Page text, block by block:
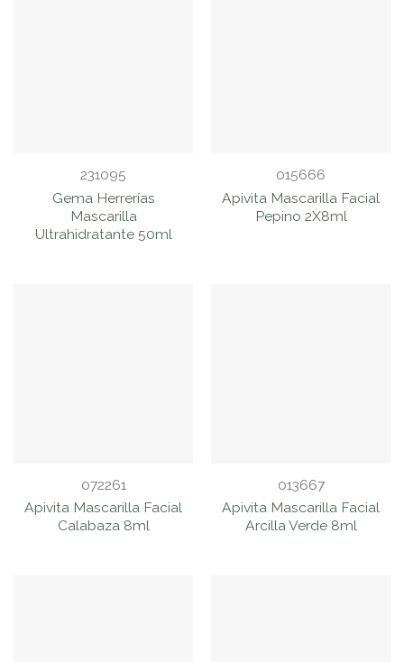
231095
Gema Herrerías
Mascarilla
Ultrahidratante 50ml
015666
Apivita Mascarilla Facial
Pepino 2X8ml
072261
Apivita Mascarilla Facial
Calabaza 8ml
013667
Apivita Mascarilla Facial
Arcilla Verde 8ml